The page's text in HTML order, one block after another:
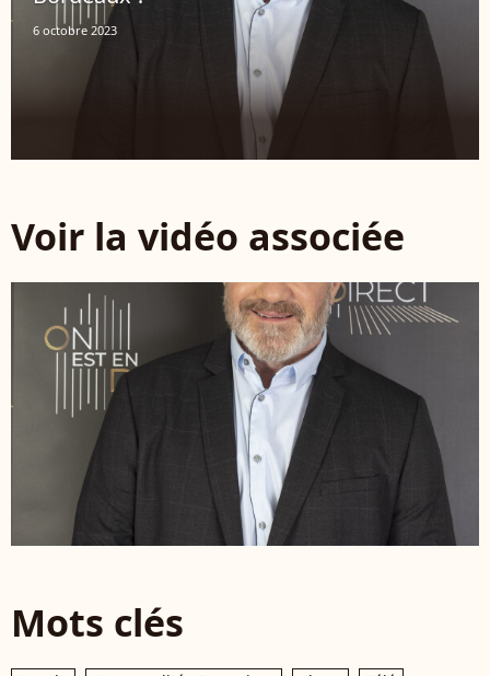
6 octobre 2023
Voir la vidéo associée
Mots clés